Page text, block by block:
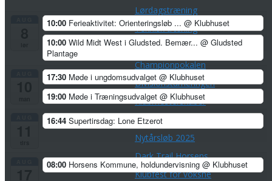
Lørdagstræning
Teknisk træning
Øvrige aktiviteter
Championpokalen
Divisionsturneringen
Klubmesterskaber
Park Tour 2026
Nytårsløb 2025
Dark Trail Horsens
Klubfest for voksne
10:00 Ferieaktivitet: Orienteringsløb ... @ Klubhuset
10:00 Wild Midt West i Gludsted. Bemær... @ Gludsted
Plantage
17:30 Møde i ungdomsudvalget @ Klubhuset
19:00 Møde i Træningsudvalget @ Klubhuset
16:44 Supertirsdag: Lone Etzerot
08:00 Horsens Kommune, holdundervisning @ Klubhuset